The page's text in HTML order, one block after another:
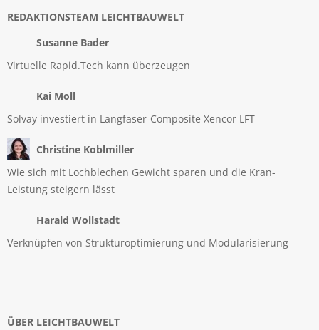
REDAKTIONSTEAM LEICHTBAUWELT
Susanne Bader
Virtuelle Rapid.Tech kann überzeugen
Kai Moll
Solvay investiert in Langfaser-Composite Xencor LFT
Christine Koblmiller
Wie sich mit Lochblechen Gewicht sparen und die Kran-
Leistung steigern lässt
Harald Wollstadt
Verknüpfen von Strukturoptimierung und Modularisierung
ÜBER LEICHTBAUWELT